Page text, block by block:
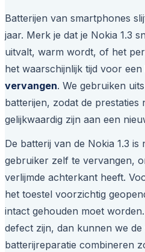
Batterijen van smartphones
jaar. Merk je dat je Nokia 1.3
uitvalt, warm wordt, of het
het waarschijnlijk tijd voor een
vervangen. We gebruiken
batterijen, zodat de prestaties
gelijkwaardig zijn aan een
De batterij van de Nokia 1.3 is
gebruiker zelf te vervangen,
verlijmde achterkant heeft.
het toestel voorzichtig
intact gehouden moet
defect zijn, dan kunnen we
batterijreparatie combineren